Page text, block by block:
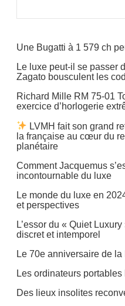
Ventes
aux
enchères
Une Bugatti à 1 579 ch
Le luxe peut-il se passer
Zagato bousculent les
Richard Mille RM 75-01
exercice d’horlogerie
LVMH fait son grand
la française au cœur du
planétaire
Comment Jacquemus
incontournable du luxe
Le monde du luxe en
et perspectives
L’essor du « Quiet
discret et intemporel
Le 70e anniversaire de
Les ordinateurs
Des lieux insolites